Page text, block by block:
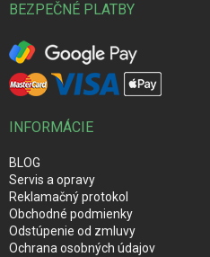
BEZPEČNÉ PLATBY
INFORMÁCIE
BLOG
Servis a opravy
Reklamačný protokol
Obchodné podmienky
Odstúpenie od zmluvy
Ochrana osobných údajov